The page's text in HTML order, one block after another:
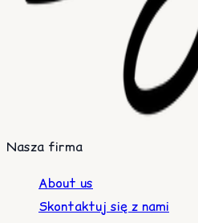
Nasza firma
About us
Skontaktuj się z nami